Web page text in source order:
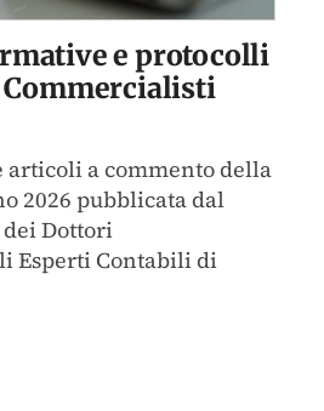
e protocolli
Commercialisti
articoli a commento della
2026 pubblicata dal
Dottori
Esperti Contabili di